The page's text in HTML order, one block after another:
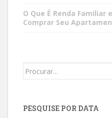
O Que É Renda Familiar
Comprar Seu
Search
PESQUISE POR DATA